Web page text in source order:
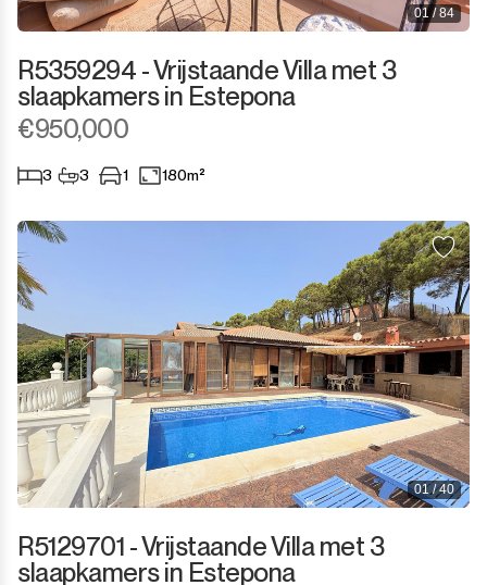
01 / 84
R5359294 - Vrijstaande Villa met 3
slaapkamers in Estepona
€950,000
3 3 1 180m²
01 / 40
R5129701 - Vrijstaande Villa met 3
slaapkamers in Estepona